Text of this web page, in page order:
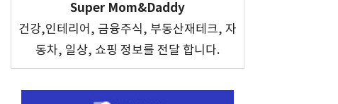
Super Mom&Daddy
건강,인테리어, 금융주식, 부동산재테크, 자
동차, 일상, 쇼핑 정보를 전달 합니다.